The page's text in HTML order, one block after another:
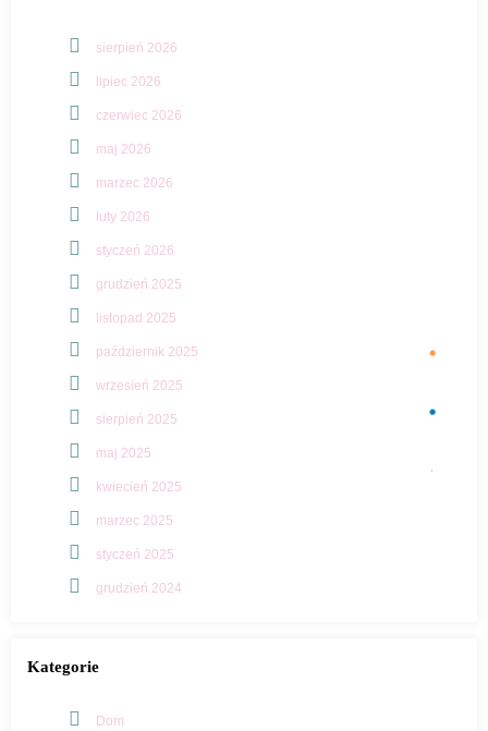
sierpień 2026
lipiec 2026
czerwiec 2026
maj 2026
marzec 2026
luty 2026
styczeń 2026
grudzień 2025
listopad 2025
październik 2025
wrzesień 2025
sierpień 2025
maj 2025
kwiecień 2025
marzec 2025
styczeń 2025
grudzień 2024
Kategorie
Dom